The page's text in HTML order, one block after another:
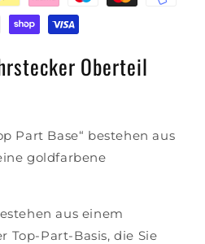
Oberteil
Part Base“ bestehen aus
goldfarbene
aus einem
Top-Part-Basis, die Sie